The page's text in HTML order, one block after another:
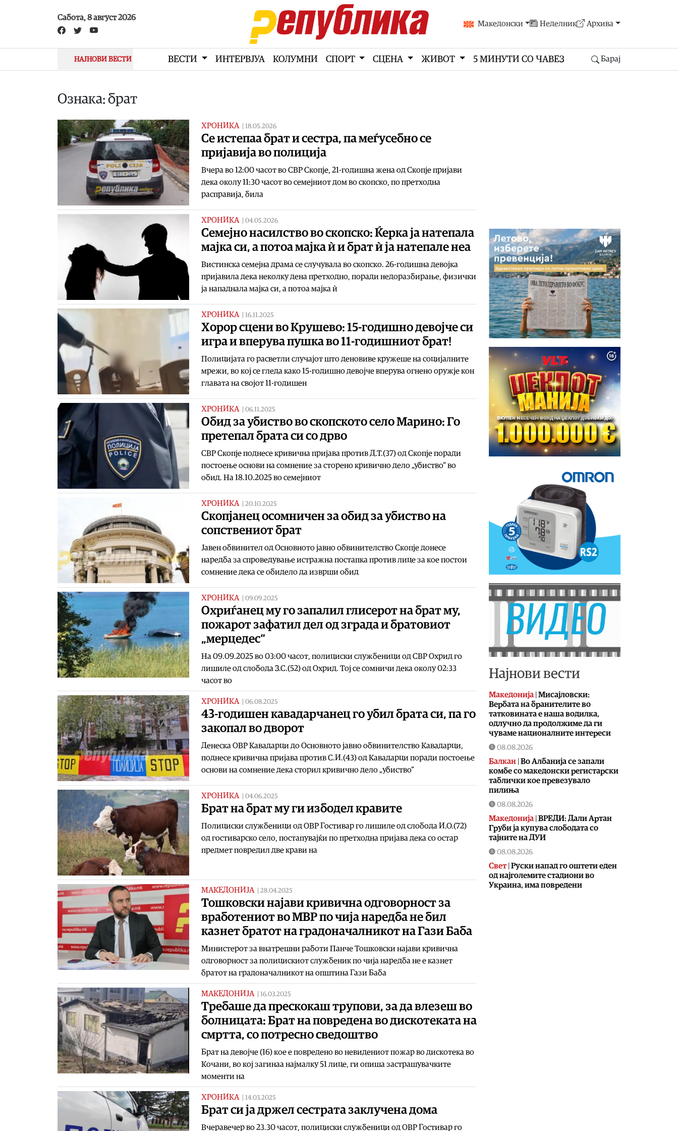
Сабота, 8 август 2026
Македонски Неделник Архива
НАЈНОВИ ВЕСТИ ВЕСТИ ИНТЕРВЈУА КОЛУМНИ СПОРТ СЦЕНА ЖИВОТ 5 МИНУТИ СО ЧАВЕЗ Барај
Ознака: брат
ХРОНИКА | 18.05.2026
Се истепаа брат и сестра, па меѓусебно се
пријавија во полиција
Вчера во 12:00 часот во СВР Скопје, 21-годишна жена од Скопје пријави
дека околу 11:30 часот во семејниот дом во скопско, по претходна
расправија, била
ХРОНИКА | 04.05.2026
Семејно насилство во скопско: Ќерка ја натепала
мајка си, а потоа мајка ѝ и брат ѝ ја натепале неа
Вистинска семејна драма се случувала во скопско. 26-годишна девојка
пријавила дека неколку дена претходно, поради недоразбирање, физички
ја нападнала мајка си, а потоа мајка ѝ
ХРОНИКА | 16.11.2025
Хорор сцени во Крушево: 15-годишно девојче си
игра и вперува пушка во 11-годишниот брат!
Полицијата го расветли случајот што деновиве кружеше на социјалните
мрежи, во кој се гледа како 15-годишно девојче вперува огнено оружје кон
главата на својот 11-годишен
ХРОНИКА | 06.11.2025
Обид за убиство во скопското село Марино: Го
претепал брата си со дрво
СВР Скопје поднесе кривична пријава против Д.Т.(37) од Скопје поради
постоење основи на сомнение за сторено кривично дело „убиство“ во
обид. На 18.10.2025 во семејниот
ХРОНИКА | 20.10.2025
Скопјанец осомничен за обид за убиство на
сопствениот брат
Јавен обвинител од Основното јавно обвинителство Скопје донесе
наредба за спроведување истражна постапка против лице за кое постои
сомнение дека се обидело да изврши обид
ХРОНИКА | 09.09.2025
Охриѓанец му го запалил глисерот на брат му,
пожарот зафатил дел од зграда и братовиот
„мерцедес“
На 09.09.2025 во 03:00 часот, полициски службеници од СВР Охрид го
лишиле од слобода З.С.(52) од Охрид. Тој се сомничи дека околу 02:33
часот во
ХРОНИКА | 06.08.2025
43-годишен кавадарчанец го убил брата си, па го
закопал во дворот
Денеска ОВР Кавадарци до Основното јавно обвинителство Кавадарци,
поднесе кривична пријава против С.И.(43) од Кавадарци поради постоење
основи на сомнение дека сторил кривичнo делo „убиство“
ХРОНИКА | 04.06.2025
Брат на брат му ги избодел кравите
Полициски службеници од ОВР Гостивар го лишиле од слобода И.О.(72)
од гостиварско село, постапувајќи по претходна пријава дека со остар
предмет повредил две крави на
МАКЕДОНИЈА | 28.04.2025
Тошковски најави кривична одговорност за
вработениот во МВР по чија наредба не бил
казнет братот на градоначалникот на Гази Баба
Министерот за внатрешни работи Панче Тошковски најави кривична
одговорност за полицискиот службеник по чија наредба не е казнет
братот на градоначалникот на општина Гази Баба
МАКЕДОНИЈА | 16.03.2025
Требаше да прескокаш трупови, за да влезеш во
болницата: Брат на повредена во дискотеката на
смртта, со потресно сведоштво
Брат на девојче (16) кое е повредено во невидениот пожар во дискотека во
Кочани, во кој загинаа најмалку 51 лицe, ги опиша застрашувачките
моменти на
ХРОНИКА | 14.03.2025
Брат си ја држел сестрата заклучена дома
Вчеравечер во 23.30 часот, полициски службеници од ОВР Гостивар го
Најнови вести
Македонија | Мисајловски:
Вербата на бранителите во
татковината е наша водилка,
одлучно да продолжиме да ги
чуваме националните интереси
08.08.2026
Балкан | Во Албанија се запали
комбе со македонски регистарски
таблички кое превезувало
пилиња
08.08.2026
Македонија | ВРЕДИ: Дали Артан
Груби ја купува слободата со
тајните на ДУИ
08.08.2026
Свет| Руски напад го оштети еден
од најголемите стадиони во
Украина, има повредени